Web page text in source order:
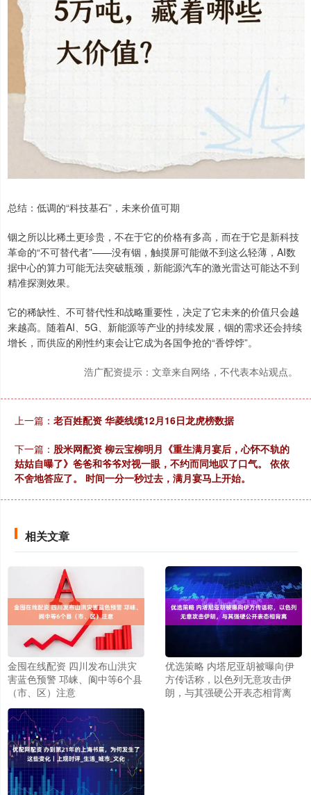
总结：低调的“科技基石”，未来价值可期
铟之所以比稀土更珍贵，不在于它的价格有多高，而在于它是新科技
革命的“不可替代者”——没有铟，触摸屏可能做不到这么轻薄，AI数
据中心的算力可能无法突破瓶颈，新能源汽车的激光雷达可能达不到
精准探测效果。
它的稀缺性、不可替代性和战略重要性，决定了它未来的价值只会越
来越高。随着AI、5G、新能源等产业的持续发展，铟的需求还会持续
增长，而供应的刚性约束会让它成为各国争抢的“香饽饽”。
浩广配资提示：文章来自网络，不代表本站观点。
上一篇： 老百姓配资 华菱线缆12月16日龙虎榜数据
下一篇： 股米网配资 柳云宝柳明月《重生满月宴后，心怀不轨的
姑姑自曝了》爸爸和爷爷对视一眼，不约而同地叹了口气。 依依
不舍地答应了。 时间一分一秒过去，满月宴马上开始。
相关文章
金囤在线配资 四川发布山洪灾
害蓝色预警 邛崃、阆中等6个县
（市、区）注意
优选策略 内塔尼亚胡被曝向伊
方传话称，以色列无意攻击伊
朗，与其强硬公开表态相背离